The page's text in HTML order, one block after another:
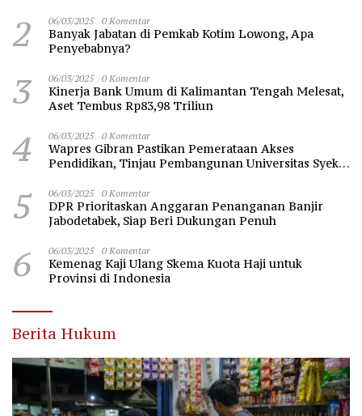
2 06/03/2025 0 Komentar
Banyak Jabatan di Pemkab Kotim Lowong, Apa
Penyebabnya?
3 06/03/2025 0 Komentar
Kinerja Bank Umum di Kalimantan Tengah Melesat,
Aset Tembus Rp83,98 Triliun
4 06/03/2025 0 Komentar
Wapres Gibran Pastikan Pemerataan Akses
Pendidikan, Tinjau Pembangunan Universitas Syekh
5 06/03/2025 0 Komentar
DPR Prioritaskan Anggaran Penanganan Banjir
Jabodetabek, Siap Beri Dukungan Penuh
6 06/03/2025 0 Komentar
Kemenag Kaji Ulang Skema Kuota Haji untuk
Provinsi di Indonesia
Berita Hukum